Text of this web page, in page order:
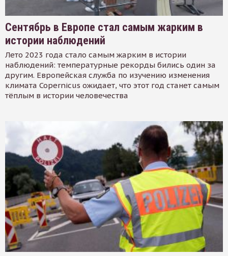
Сентябрь в Европе стал самым жарким в
истории наблюдений
Лето 2023 года стало самым жарким в истории
наблюдений: температурные рекорды бились один за
другим. Европейская служба по изучению изменения
климата Copernicus ожидает, что этот год станет самым
тёплым в истории человечества